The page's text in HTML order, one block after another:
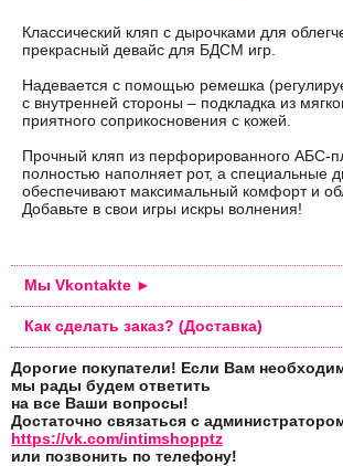
Классический кляп с дырочками для
прекрасный девайс для БДСМ игр.
Надевается с помощью ремешка
с внутренней стороны – подкладка из
приятного соприкосновения с кожей.
Прочный кляп из перфорированного АБС-
полностью наполняет рот, а специальные
обеспечивают максимальный комфорт и
Добавьте в свои игры искры волнения!
Мы Vkontakte ►
Как сделать заказ? (Доставка)
Дорогие покупатели! Если Вам
мы рады будем ответить
на все Ваши вопросы!
Достаточно связаться с
https://vk.com/intimshopptz
или позвонить по телефону!